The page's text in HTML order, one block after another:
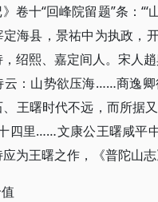
卷十“回峰院留题”条：
海县，景祐中为执政，
绍熙、嘉定间人。宋人
：山势欲压海……商逸
王曙时代不远，而所据
四里……文康公王曙咸
为王曙之作，《普陀山